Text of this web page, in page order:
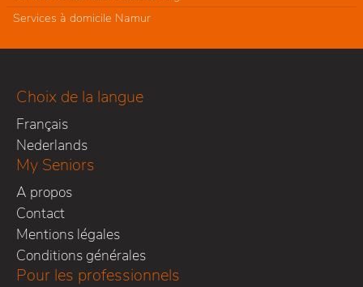
Services à domicile Namur
Choix de la langue
Français
Nederlands
My Seniors
A propos
Contact
Mentions légales
Conditions générales
Pour les professionnels